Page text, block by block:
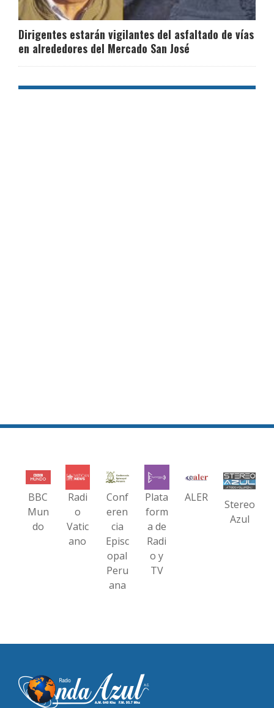
Dirigentes estarán vigilantes del asfaltado de vías
en alrededores del Mercado San José
BBC
Mun
do
Radi
o
Vatic
ano
Conf
eren
cia
Episc
opal
Peru
ana
Plata
form
a de
Radi
o y
TV
ALER
Stereo
Azul